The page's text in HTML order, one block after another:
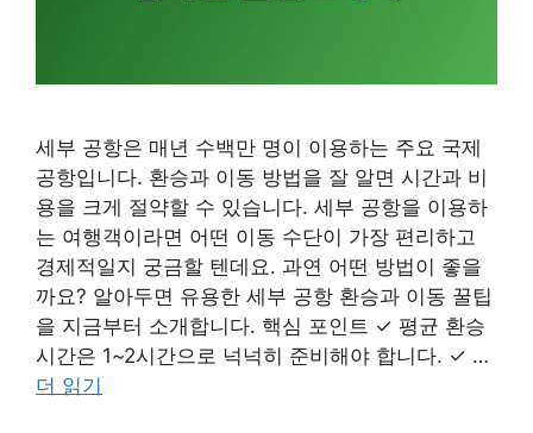
세부 공항은 매년 수백만 명이 이용하는 주요 국제
공항입니다. 환승과 이동 방법을 잘 알면 시간과 비
용을 크게 절약할 수 있습니다. 세부 공항을 이용하
는 여행객이라면 어떤 이동 수단이 가장 편리하고
경제적일지 궁금할 텐데요. 과연 어떤 방법이 좋을
까요? 알아두면 유용한 세부 공항 환승과 이동 꿀팁
을 지금부터 소개합니다. 핵심 포인트 ✓ 평균 환승
시간은 1~2시간으로 넉넉히 준비해야 합니다. ✓ …
더 읽기